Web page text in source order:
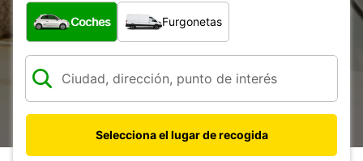
¿Qué tipo de vehículo?
Coches Furgonetas
Selecciona el lugar de recogida